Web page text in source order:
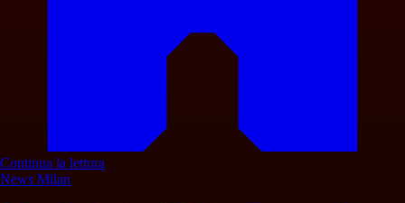
Continua la lettura
News Milan